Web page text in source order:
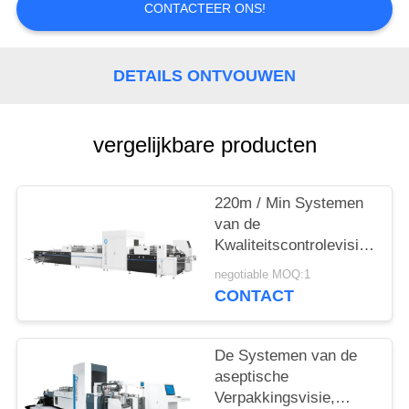
SITEMAP
CONTACTEER ONS!
DETAILS ONTVOUWEN
vergelijkbare producten
220m / Min Systemen
van de
Kwaliteitscontrolevisie
voor Stijve
Doosproductielijn
negotiable MOQ:1
CONTACT
De Systemen van de
aseptische
Verpakkingsvisie,